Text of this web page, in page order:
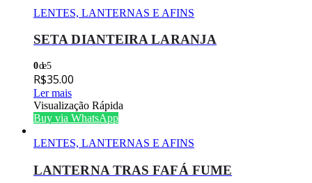
LENTES, LANTERNAS E AFINS
SETA DIANTEIRA LARANJA
0de 5
R$35.00
Ler mais
Visualização Rápida
Buy via WhatsApp
LENTES, LANTERNAS E AFINS
LANTERNA TRAS FAFÁ FUME